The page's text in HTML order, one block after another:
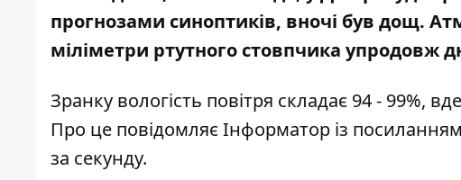
прогнозами синоптиків, вночі був дощ.
міліметри ртутного стовпчика упродовж
Зранку вологість повітря складає 94 - 99%,
Про це повідомляє Інформатор із
за секунду.